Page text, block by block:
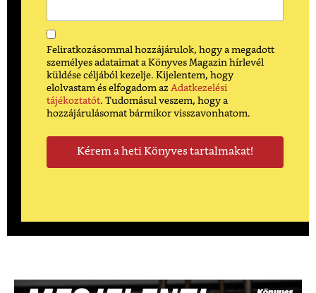
Feliratkozásommal hozzájárulok, hogy a megadott
személyes adataimat a Könyves Magazin hírlevél
küldése céljából kezelje. Kijelentem, hogy
elolvastam és elfogadom az Adatkezelési
tájékoztatót. Tudomásul veszem, hogy a
hozzájárulásomat bármikor visszavonhatom.